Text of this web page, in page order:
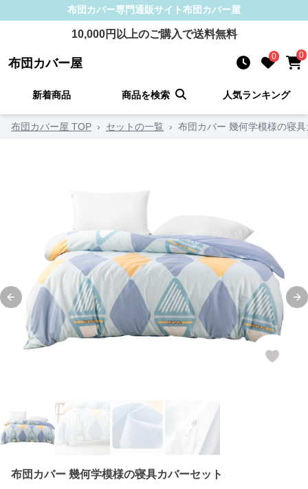
布団カバー専門通販サイト布団カバー屋
10,000円以上のご購入で送料無料
布団カバー屋 0 0
新着商品 商品を検索 人気ランキング
布団カバー屋 TOP › セットの一覧 › 布団カバー 幾何学模様の寝
Previous slide
布団カバー 幾何学模様の寝具カバーセット